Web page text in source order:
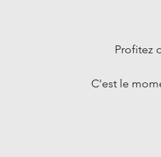
Profitez
C'est le